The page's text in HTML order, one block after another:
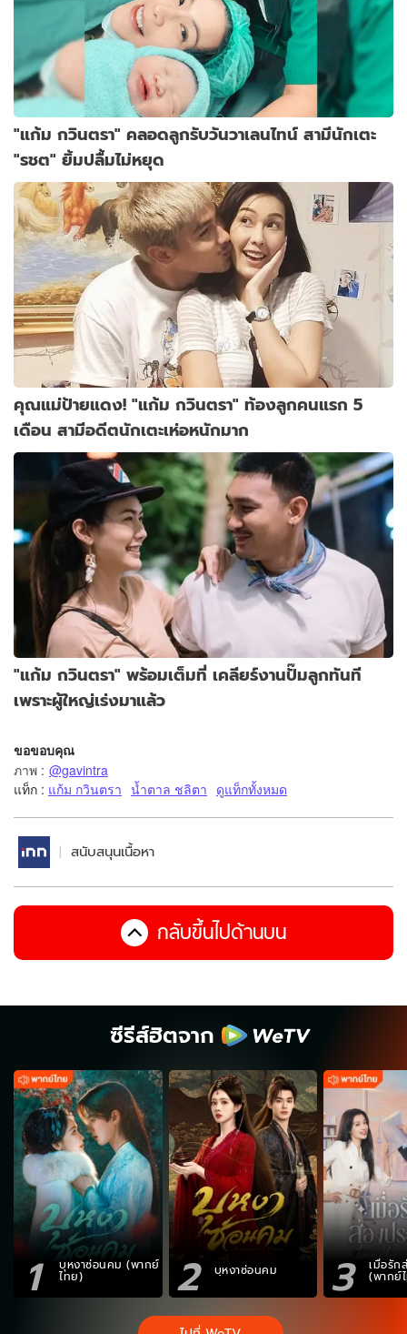
"แก้ม กวินตรา" คลอดลูกรับวันวาเลนไทน์ สามีนักเตะ
"รชต" ยิ้มปลื้มไม่หยุด
คุณแม่ป้ายแดง! "แก้ม กวินตรา" ท้องลูกคนแรก 5
เดือน สามีอดีตนักเตะเห่อหนักมาก
"แก้ม กวินตรา" พร้อมเต็มที่ เคลียร์งานปั๊มลูกทันที
เพราะผู้ใหญ่เร่งมาแล้ว
ขอขอบคุณ
ภาพ : @gavintra
แท็ก : แก้ม กวินตรา น้ำตาล ชลิตา ดูแท็กทั้งหมด
สนับสนุนเนื้อหา
กลับขึ้นไปด้านบน
ซีรีส์ฮิตจาก
1 บุหงาซ่อนคม (พากย์
ไทย) 2 บุหงาซ่อนคม 3 เมื่อรัก
(พากย์